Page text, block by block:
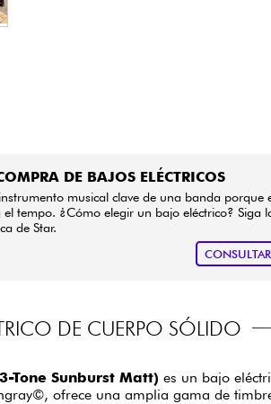
DE BAJOS ELÉCTRICOS
musical clave de una banda porque
el tempo. ¿Cómo elegir un bajo eléctrico? Siga
de Star.
CONSULTAR
DE CUERPO SÓLIDO
Tone Sunburst Matt) es un bajo
ofrece una amplia gama de